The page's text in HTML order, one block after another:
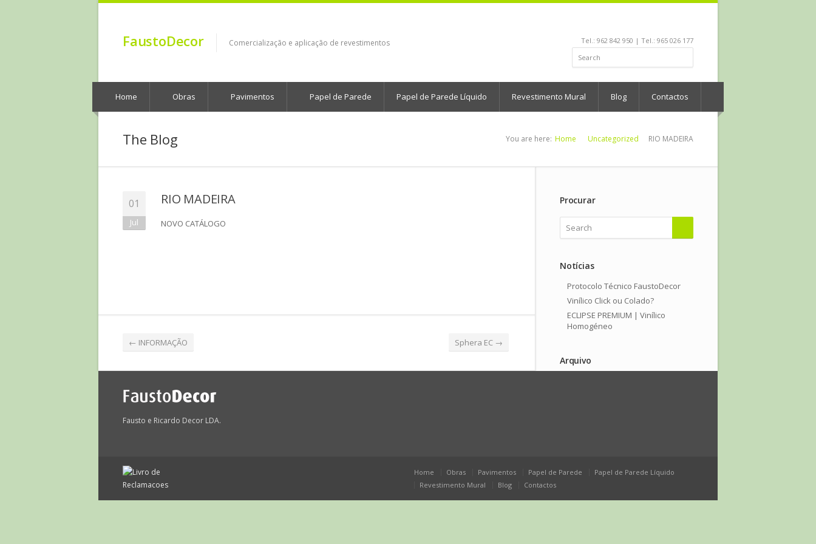
FaustoDecor Comercialização e aplicação de revestimentos Tel.: 962 842 950 | Tel.: 965 026 177
Home Obras Pavimentos Papel de Parede Papel de Parede Líquido Revestimento Mural Blog Contactos
The Blog You are here: Home Uncategorized RIO MADEIRA
01
Jul
RIO MADEIRA
NOVO CATÁLOGO
← INFORMAÇÃO Sphera EC →
Procurar
Notícias
Protocolo Técnico FaustoDecor
Vinílico Click ou Colado?
ECLIPSE PREMIUM | Vinílico
Homogéneo
Arquivo
Março 2024
Fausto e Ricardo Decor LDA.
Home Obras Pavimentos Papel de Parede
Papel de Parede Líquido
Revestimento Mural
Blog Contactos